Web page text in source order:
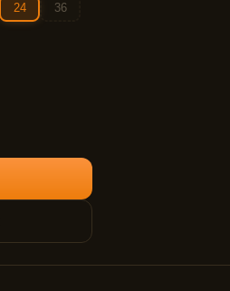
24 36